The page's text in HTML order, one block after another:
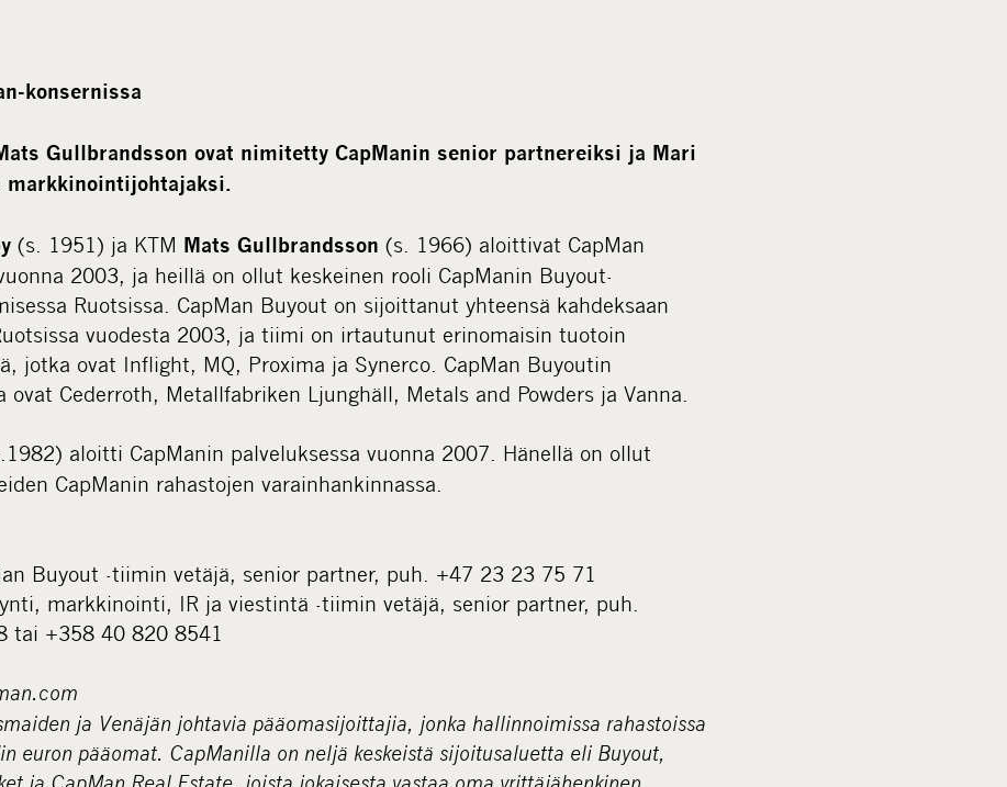
konsernissa
Gullbrandsson ovat nimitetty CapManin senior partnereiksi ja Mari
markkinointijohtajaksi.
(s. 1951) ja KTM Mats Gullbrandsson (s. 1966) aloittivat CapMan
2003, ja heillä on ollut keskeinen rooli CapManin Buyout-
Ruotsissa. CapMan Buyout on sijoittanut yhteensä kahdeksaan
vuodesta 2003, ja tiimi on irtautunut erinomaisin tuotoin
jotka ovat Inflight, MQ, Proxima ja Synerco. CapMan Buyoutin
ovat Cederroth, Metallfabriken Ljunghäll, Metals and Powders ja Vanna.
aloitti CapManin palveluksessa vuonna 2007. Hänellä on ollut
CapManin rahastojen varainhankinnassa.
Buyout -tiimin vetäjä, senior partner, puh. +47 23 23 75 71
markkinointi, IR ja viestintä -tiimin vetäjä, senior partner, puh.
tai +358 40 820 8541
ja Venäjän johtavia pääomasijoittajia, jonka hallinnoimissa rahastoissa
euron pääomat. CapManilla on neljä keskeistä sijoitusaluetta eli Buyout,